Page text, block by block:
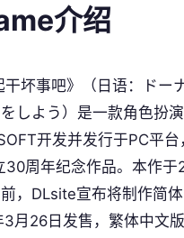
介绍
干坏事吧》（日语：ドー
しよう）是一款角色扮
开发并发行于PC平台
30周年纪念作品。本作于
，DLsite宣布将制作简
月26日发售，繁体中文